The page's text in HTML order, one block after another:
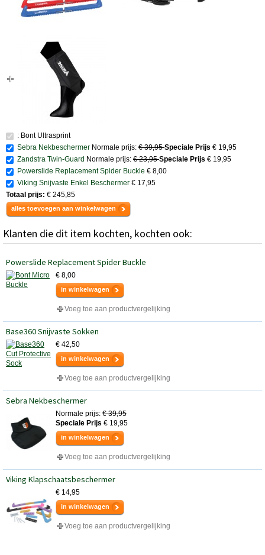
: Bont Ultrasprint
Sebra Nekbeschermer Normale prijs: € 39,95Speciale Prijs € 19,95
Zandstra Twin-Guard Normale prijs: € 23,95Speciale Prijs € 19,95
Powerslide Replacement Spider Buckle € 8,00
Viking Snijvaste Enkel Beschermer € 17,95
Totaal prijs: € 245,85
alles toevoegen aan winkelwagen
Klanten die dit item kochten, kochten ook:
Powerslide Replacement Spider Buckle
€ 8,00
in winkelwagen
Voeg toe aan productvergelijking
Base360 Snijvaste Sokken
€ 42,50
in winkelwagen
Voeg toe aan productvergelijking
Sebra Nekbeschermer
Normale prijs: € 39,95
Speciale Prijs € 19,95
in winkelwagen
Voeg toe aan productvergelijking
Viking Klapschaatsbeschermer
€ 14,95
in winkelwagen
Voeg toe aan productvergelijking